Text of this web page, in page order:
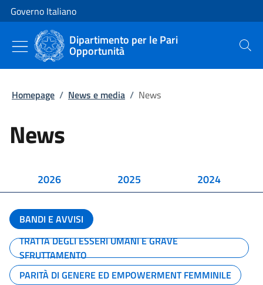
Vai al contenuto
Vai alla navigazione del sito
Governo Italiano
Dipartimento per le Pari
Opportunità Cerca
Homepage / News e media / News
News
2026 2025 2024
BANDI E AVVISI
TRATTA DEGLI ESSERI UMANI E GRAVE
SFRUTTAMENTO
PARITÀ DI GENERE ED EMPOWERMENT FEMMINILE